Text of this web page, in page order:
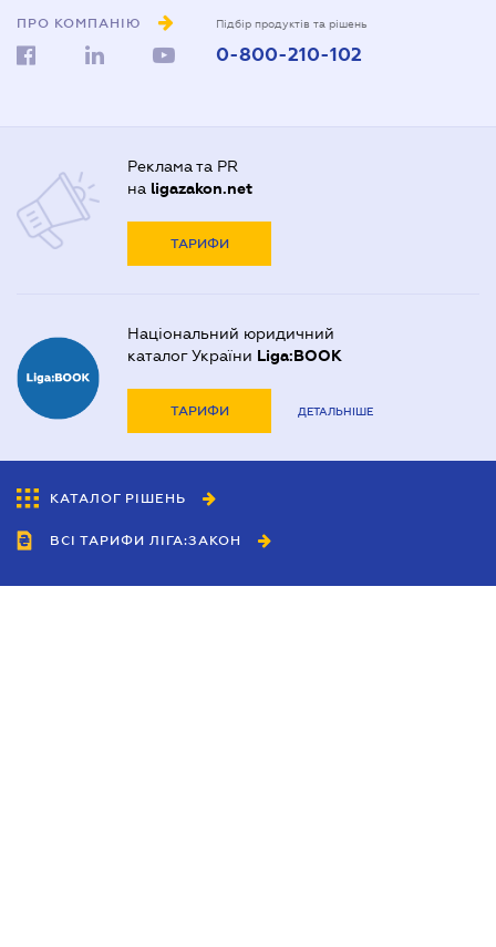
ПРО КОМПАНІЮ Підбір продуктів та рішень
0-800-210-102
Реклама та PR
на ligazakon.net
ТАРИФИ
Національний юридичний
каталог України Liga:BOOK
ТАРИФИ ДЕТАЛЬНІШЕ
КАТАЛОГ РІШЕНЬ
ВСІ ТАРИФИ ЛІГА:ЗАКОН